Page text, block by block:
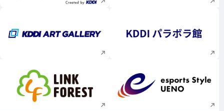
新規ウィンドウで開く 新規ウィンドウで
新規ウィンドウで開く 新規ウィンドウで